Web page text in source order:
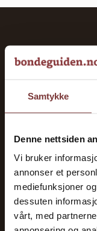
Samtykke
Denne nettsiden
Vi bruker
annonser et
mediefunksjoner
dessuten
vårt, med
bondeguiden.no
Maskiner og utstyr
Dyrehold
Økonomi og
Jordbruk og